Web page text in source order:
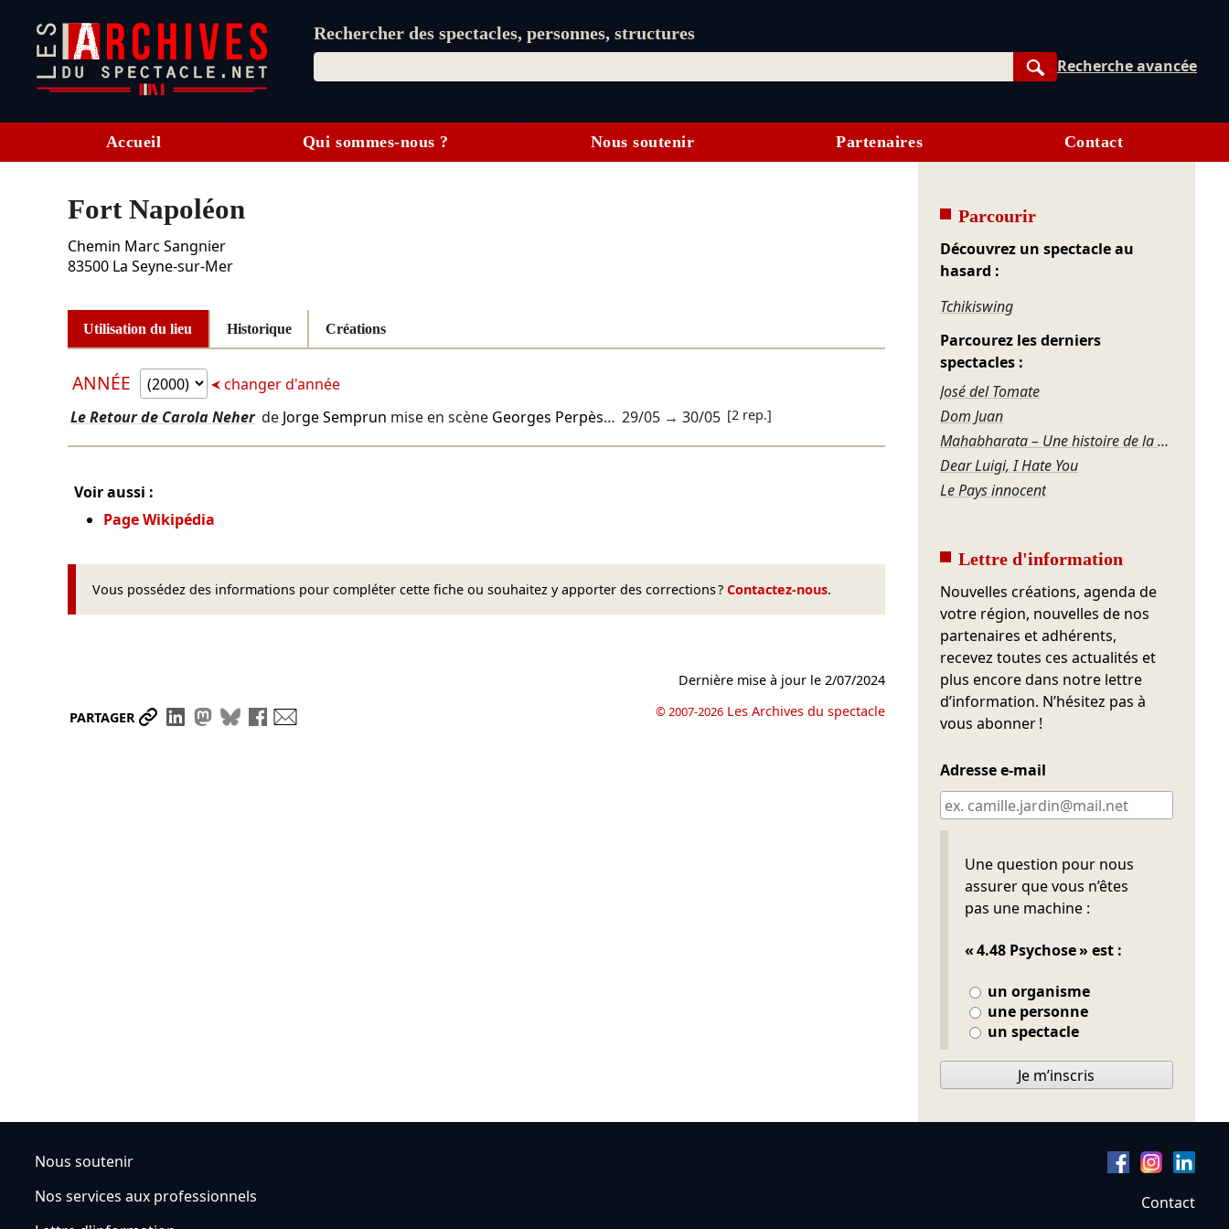
Rechercher des spectacles, personnes, structures
Rechercher
Recherche avancée
Accueil Qui sommes-nous ? Nous soutenir Partenaires Contact
Fort Napoléon
Chemin Marc Sangnier
83500 La Seyne-sur-Mer
Utilisation du lieu Historique Créations
ANNÉE
changer d'année
Le Retour de Carola Neher de Jorge Semprun mise en scène Georges Perpès… 29/05→ 30/05 [2 rep.]
Voir aussi :
Page Wikipédia
Vous possédez des informations pour compléter cette fiche ou souhaitez y apporter des corrections ? Contactez-nous.
PARTAGER Partager le lien
Partager sur LinkedIn
Partager sur Mastodon
Partager sur Bluesky
Partager sur Facebook
Dernière mise à jour le2/07/2024
© 2007-2026 Les Archives du spectacle
Parcourir
Découvrez un spectacle au
hasard :
Tchikiswing
Parcourez les derniers
spectacles :
José del Tomate
Dom Juan
Mahabharata – Une histoire de la violence
Dear Luigi, I Hate You
Le Pays innocent
Lettre d'information
Nouvelles créations, agenda de
votre région, nouvelles de nos
partenaires et adhérents,
recevez toutes ces actualités et
plus encore dans notre lettre
d’information. N’hésitez pas à
vous abonner !
Adresse e-mail
Une question pour nous
assurer que vous n’êtes
pas une machine :
« 4.48 Psychose » est :
un organisme
une personne
un spectacle
Ne pas remplir
Je m’inscris
Nous soutenir
Nos services aux professionnels
Contact